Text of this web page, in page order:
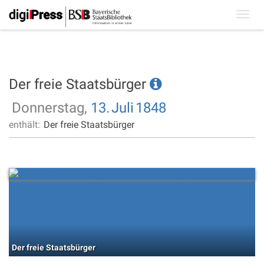
Der freie Staatsbürger
Donnerstag, 13.Juli 1848
enthält: Der freie Staatsbürger
Der freie Staatsbürger